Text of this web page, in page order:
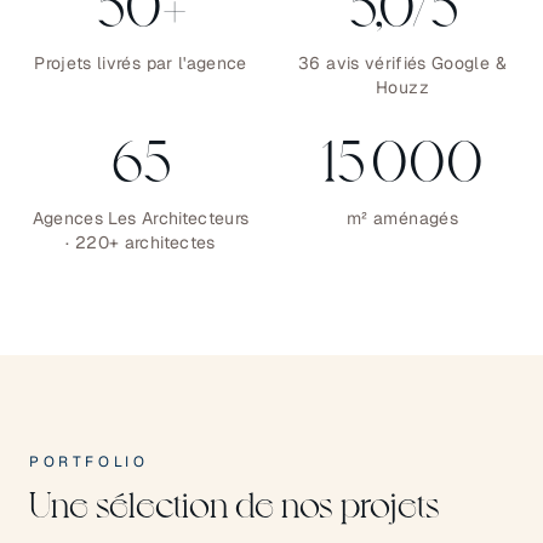
50+
Projets livrés par l'agence
5,0/5
36 avis vérifiés Google &
Houzz
65
Agences Les Architecteurs
· 220+ architectes
15 000
m² aménagés
PORTFOLIO
Une sélection de nos projets